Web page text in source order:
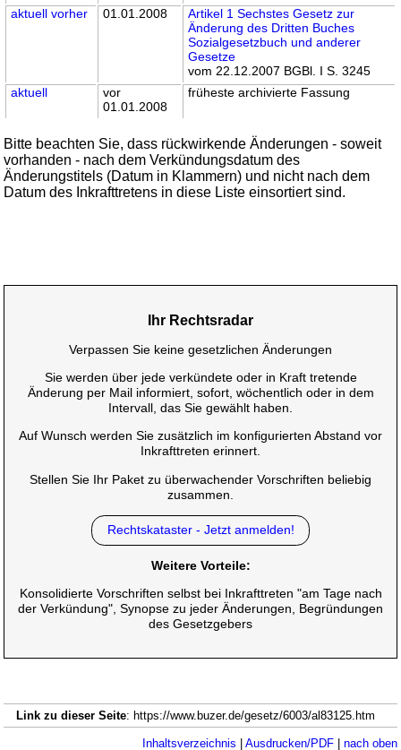
aktuell vorher 01.01.2008
Artikel 1 Sechstes Gesetz zur
Änderung des Dritten Buches
Sozialgesetzbuch und anderer
Gesetze
vom 22.12.2007 BGBl. I S. 3245
aktuell
vor
01.01.2008
früheste archivierte Fassung
Bitte beachten Sie, dass rückwirkende Änderungen - soweit
vorhanden - nach dem Verkündungsdatum des
Änderungstitels (Datum in Klammern) und nicht nach dem
Datum des Inkrafttretens in diese Liste einsortiert sind.
Ihr Rechtsradar
Verpassen Sie keine gesetzlichen Änderungen
Sie werden über jede verkündete oder in Kraft tretende
Änderung per Mail informiert, sofort, wöchentlich oder in dem
Intervall, das Sie gewählt haben.
Auf Wunsch werden Sie zusätzlich im konfigurierten Abstand vor
Inkrafttreten erinnert.
Stellen Sie Ihr Paket zu überwachender Vorschriften beliebig
zusammen.
Rechtskataster - Jetzt anmelden!
Weitere Vorteile:
Konsolidierte Vorschriften selbst bei Inkrafttreten "am Tage nach
der Verkündung", Synopse zu jeder Änderungen, Begründungen
des Gesetzgebers
Link zu dieser Seite: https://www.buzer.de/gesetz/6003/al83125.htm
Inhaltsverzeichnis Ausdrucken/PDF| nach oben